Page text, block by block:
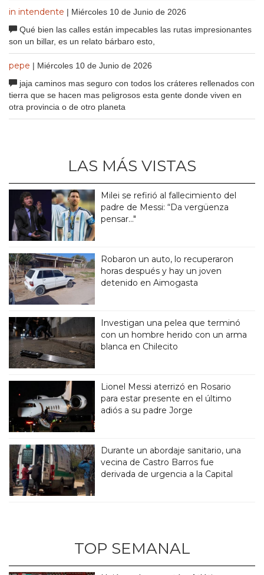
in intendente | Miércoles 10 de Junio de 2026
Qué bien las calles están impecables las rutas impresionantes
son un billar, es un relato bárbaro esto,
pepe | Miércoles 10 de Junio de 2026
jaja caminos mas seguro con todos los cráteres rellenados con
tierra que se hacen mas peligrosos esta gente donde viven en
otra provincia o de otro planeta
LAS MÁS VISTAS
Milei se refirió al fallecimiento del
padre de Messi: “Da vergüenza
pensar..."
Robaron un auto, lo recuperaron
horas después y hay un joven
detenido en Aimogasta
Investigan una pelea que terminó
con un hombre herido con un arma
blanca en Chilecito
Lionel Messi aterrizó en Rosario
para estar presente en el último
adiós a su padre Jorge
Durante un abordaje sanitario, una
vecina de Castro Barros fue
derivada de urgencia a la Capital
TOP SEMANAL